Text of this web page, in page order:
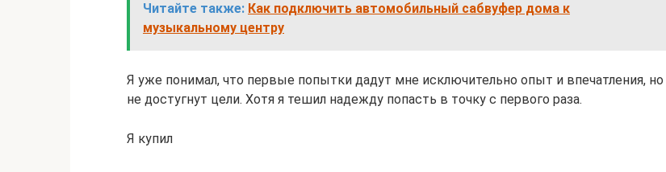
Читайте также: Как подключить автомобильный сабвуфер дома к
музыкальному центру
Я уже понимал, что первые попытки дадут мне исключительно опыт и впечатления, но
не достугнут цели. Хотя я тешил надежду попасть в точку с первого раза.
Я купил